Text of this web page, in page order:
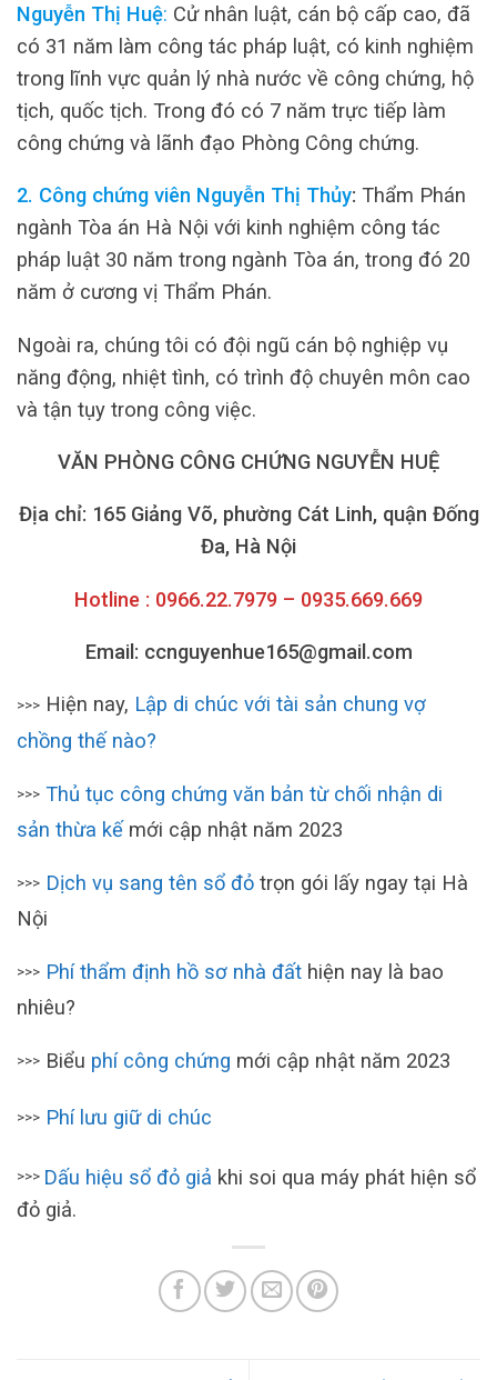
Nguyễn Thị Huệ: Cử nhân luật, cán bộ cấp cao, đã
có 31 năm làm công tác pháp luật, có kinh nghiệm
trong lĩnh vực quản lý nhà nước về công chứng, hộ
tịch, quốc tịch. Trong đó có 7 năm trực tiếp làm
công chứng và lãnh đạo Phòng Công chứng.
2. Công chứng viên Nguyễn Thị Thủy: Thẩm Phán
ngành Tòa án Hà Nội với kinh nghiệm công tác
pháp luật 30 năm trong ngành Tòa án, trong đó 20
năm ở cương vị Thẩm Phán.
Ngoài ra, chúng tôi có đội ngũ cán bộ nghiệp vụ
năng động, nhiệt tình, có trình độ chuyên môn cao
và tận tụy trong công việc.
VĂN PHÒNG CÔNG CHỨNG NGUYỄN HUỆ
Địa chỉ: 165 Giảng Võ, phường Cát Linh, quận Đống
Đa, Hà Nội
Hotline : 0966.22.7979 – 0935.669.669
Email: ccnguyenhue165@gmail.com
>>> Hiện nay, Lập di chúc với tài sản chung vợ
chồng thế nào?
>>> Thủ tục công chứng văn bản từ chối nhận di
sản thừa kế mới cập nhật năm 2023
>>> Dịch vụ sang tên sổ đỏ trọn gói lấy ngay tại Hà
Nội
>>> Phí thẩm định hồ sơ nhà đất hiện nay là bao
nhiêu?
>>> Biểu phí công chứng mới cập nhật năm 2023
>>> Phí lưu giữ di chúc
>>> Dấu hiệu sổ đỏ giả khi soi qua máy phát hiện sổ
đỏ giả.